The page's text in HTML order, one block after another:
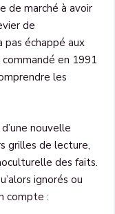
de marché à avoir
de
échappé aux
en 1991
les
nouvelle
grilles de lecture,
des faits.
ignorés ou
compte :